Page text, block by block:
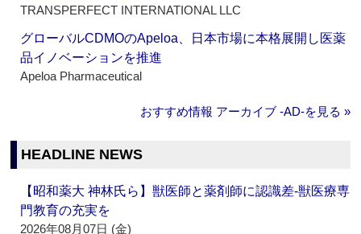
TRANSPERFECT INTERNATIONAL LLC
グローバルCDMOのApeloa、日本市場に本格展開し医薬
品イノベーションを推進
Apeloa Pharmaceutical
おすすめ情報 アーカイブ ‐AD‐を見る »
HEADLINE NEWS
【昭和薬大 神林氏ら】獣医師と薬剤師に認識差‐獣医療専
門教育の充実を
2026年08月07日 (金)